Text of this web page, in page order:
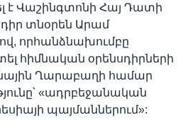
է Վաշինգտոնի Հայ Դատի
տնօրեն Արամ
որհանձնախումբը
հիմնական օրենսդիրների
Ղարաբաղի համար
«ադրբեջանական
պայմաններում»: